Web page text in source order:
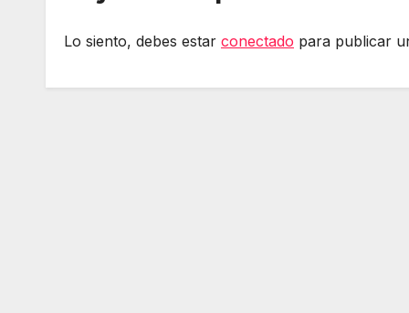
Lo siento, debes estar conectado para publicar